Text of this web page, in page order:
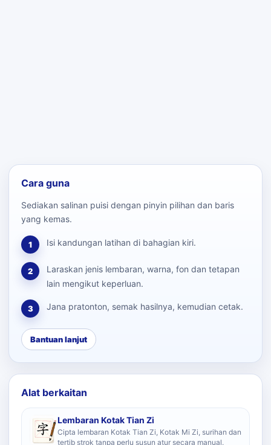
Cara guna
Sediakan salinan puisi dengan pinyin pilihan dan baris
yang kemas.
1 Isi kandungan latihan di bahagian kiri.
2
Laraskan jenis lembaran, warna, fon dan tetapan
lain mengikut keperluan.
3 Jana pratonton, semak hasilnya, kemudian cetak.
Bantuan lanjut
Alat berkaitan
Lembaran Kotak Tian Zi
Cipta lembaran Kotak Tian Zi, Kotak Mi Zi, surihan dan
tertib strok tanpa perlu susun atur secara manual.